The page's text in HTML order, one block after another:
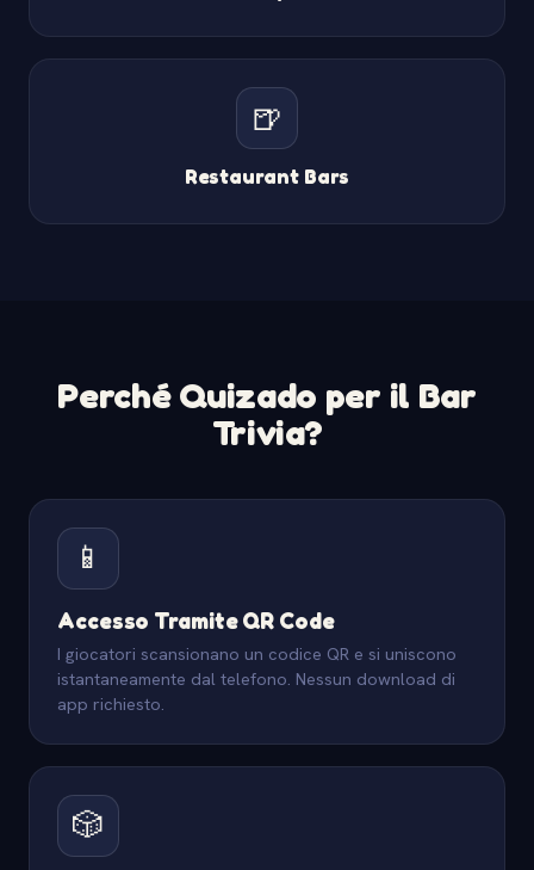
🍺
Restaurant Bars
Perché Quizado per il Bar
Trivia?
📱
Accesso Tramite QR Code
I giocatori scansionano un codice QR e si uniscono
istantaneamente dal telefono. Nessun download di
app richiesto.
🎲